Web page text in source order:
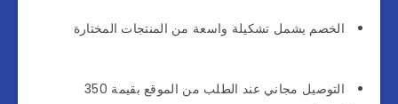
الخصم يشمل تشكيلة واسعة من المنتجات المختارة
التوصيل مجاني عند الطلب من الموقع بقيمة 350